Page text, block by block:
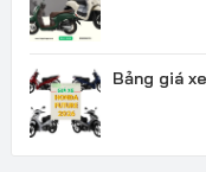
Bảng giá